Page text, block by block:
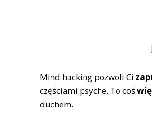
Mind hacking pozwoli Ci
częściami psyche. To coś
duchem.